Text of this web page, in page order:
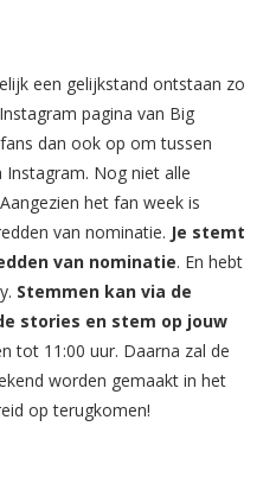
een gelijkstand ontstaan zo
pagina van Big
dan ook op om tussen
Nog niet alle
het fan week is
van nominatie. Je stemt
van nominatie. En hebt
Stemmen kan via de
stories en stem op jouw
tot 11:00 uur. Daarna zal de
worden gemaakt in het
op terugkomen!